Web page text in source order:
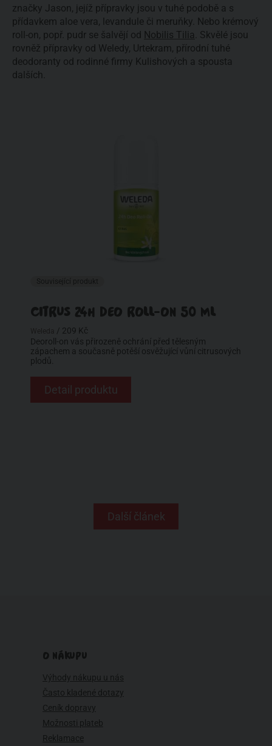
značky Jason, jejíž přípravky jsou v tuhé podobě a s
přídavkem aloe vera, levandule či meruňky. Nebo krémový
roll-on, popř. pudr se šalvějí od Nobilis Tilia . Skvělé jsou
rovněž přípravky od Weledy, Urtekram, přírodní tuhé
deodoranty od rodinné firmy Kulishových a spousta
dalších.
CITRUS 24H DEO ROLL-ON 50 ML
/ 209 Kč
Deoroll-on vás přirozeně ochrání před tělesným
zápachem a současně potěší osvěžující vůní citrusových
plodů.
Detail produktu
Další článek
O NÁKUPU
Výhody nákupu u nás
Často kladené dotazy
Ceník dopravy
Možnosti plateb
Reklamace